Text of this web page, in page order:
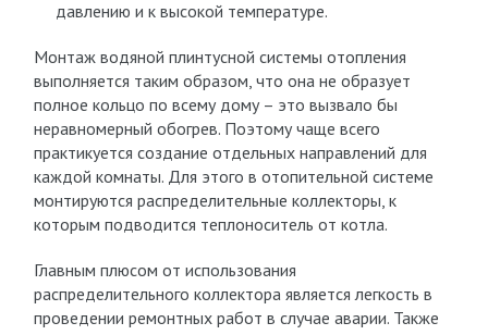
давлению и к высокой температуре.
Монтаж водяной плинтусной системы отопления
выполняется таким образом, что она не образует
полное кольцо по всему дому – это вызвало бы
неравномерный обогрев. Поэтому чаще всего
практикуется создание отдельных направлений для
каждой комнаты. Для этого в отопительной системе
монтируются распределительные коллекторы, к
которым подводится теплоноситель от котла.
Главным плюсом от использования
распределительного коллектора является легкость в
проведении ремонтных работ в случае аварии. Также